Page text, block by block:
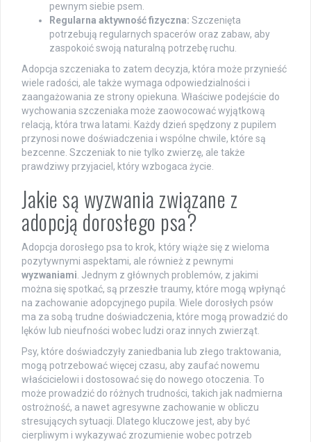
pewnym siebie psem.
Regularna aktywność fizyczna: Szczenięta
potrzebują regularnych spacerów oraz zabaw, aby
zaspokoić swoją naturalną potrzebę ruchu.
Adopcja szczeniaka to zatem decyzja, która może przynieść
wiele radości, ale także wymaga odpowiedzialności i
zaangażowania ze strony opiekuna. Właściwe podejście do
wychowania szczeniaka może zaowocować wyjątkową
relacją, która trwa latami. Każdy dzień spędzony z pupilem
przynosi nowe doświadczenia i wspólne chwile, które są
bezcenne. Szczeniak to nie tylko zwierzę, ale także
prawdziwy przyjaciel, który wzbogaca życie.
Jakie są wyzwania związane z
adopcją dorosłego psa?
Adopcja dorosłego psa to krok, który wiąże się z wieloma
pozytywnymi aspektami, ale również z pewnymi
wyzwaniami. Jednym z głównych problemów, z jakimi
można się spotkać, są przeszłe traumy, które mogą wpłynąć
na zachowanie adopcyjnego pupila. Wiele dorosłych psów
ma za sobą trudne doświadczenia, które mogą prowadzić do
lęków lub nieufności wobec ludzi oraz innych zwierząt.
Psy, które doświadczyły zaniedbania lub złego traktowania,
mogą potrzebować więcej czasu, aby zaufać nowemu
właścicielowi i dostosować się do nowego otoczenia. To
może prowadzić do różnych trudności, takich jak nadmierna
ostrożność, a nawet agresywne zachowanie w obliczu
stresujących sytuacji. Dlatego kluczowe jest, aby być
cierpliwym i wykazywać zrozumienie wobec potrzeb